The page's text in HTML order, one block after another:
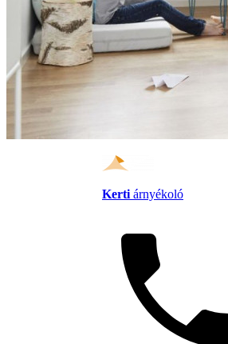
Kerti árnyékoló